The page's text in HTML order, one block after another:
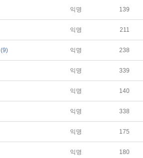
익명 139
익명 211
(9) 익명 238
익명 339
익명 140
익명 338
익명 175
익명 180